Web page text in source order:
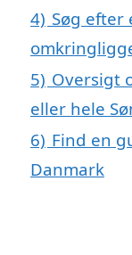
4) Søg
5) Oversigt
eller hele
6) Find en
Danmark